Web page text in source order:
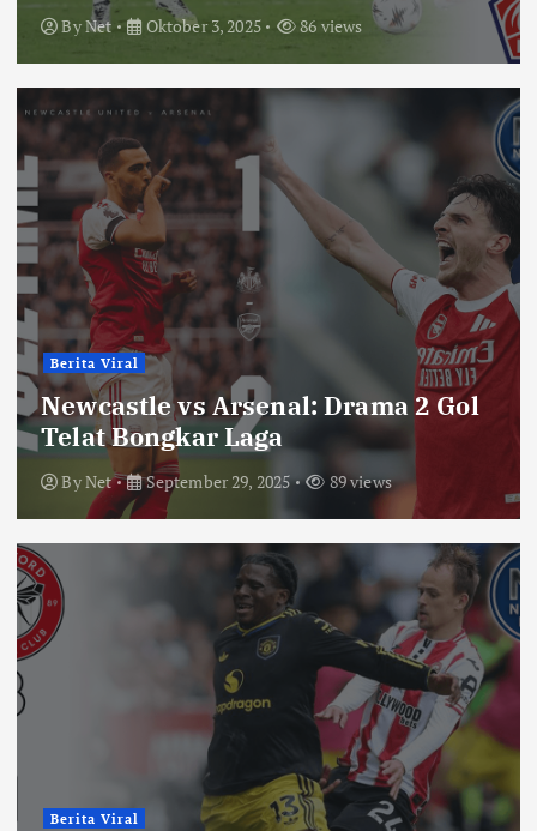
ByNet Oktober 3, 2025 86 views
Berita Viral
Newcastle vs Arsenal: Drama 2 Gol
Telat Bongkar Laga
ByNet September 29, 2025 89 views
Berita Viral